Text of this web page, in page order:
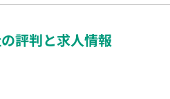
評判と求人情報